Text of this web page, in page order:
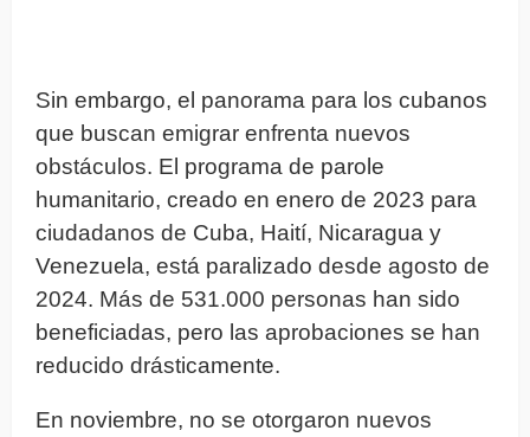
Sin embargo, el panorama para los cubanos
que buscan emigrar enfrenta nuevos
obstáculos. El programa de parole
humanitario, creado en enero de 2023 para
ciudadanos de Cuba, Haití, Nicaragua y
Venezuela, está paralizado desde agosto de
2024. Más de 531.000 personas han sido
beneficiadas, pero las aprobaciones se han
reducido drásticamente.
En noviembre, no se otorgaron nuevos